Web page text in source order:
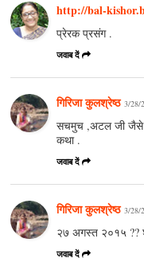
http://bal-
प्रेरक प्रसंग .
जवाब दें
गिरिजा कुलश्रेष्ठ 3/28/
सचमुच ,अटल जी जैसे
कथा .
जवाब दें
गिरिजा कुलश्रेष्ठ 3/28/
२७ अगस्त २०१५ ??
जवाब दें